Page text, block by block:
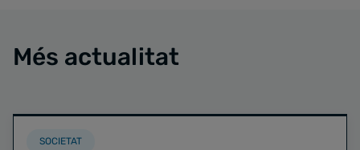
Més actualitat
SOCIETAT